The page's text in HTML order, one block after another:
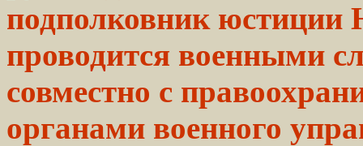
подполковник юстиции
проводится военными
совместно с
органами военного